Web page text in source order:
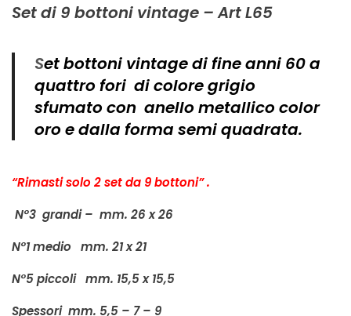
Set di 9 bottoni vintage – Art L65
Set bottoni vintage di fine anni 60 a
quattro fori di colore grigio
sfumato con anello metallico color
oro e dalla forma semi quadrata.
“Rimasti solo 2 set da 9 bottoni” .
N°3 grandi – mm. 26 x 26
N°1 medio
mm. 21 x 21
N°5 piccoli mm. 15,5 x 15,5
Spessori mm. 5,5 – 7 – 9